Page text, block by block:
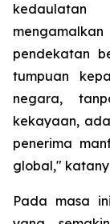
kedaulatan
pendekatan
tumpuan
negara,
kekayaan,
penerima
global,"
Pada masa